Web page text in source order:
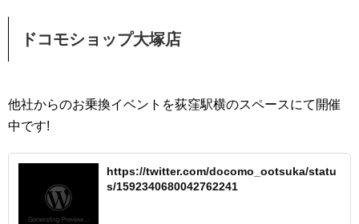
ドコモショップ大塚店
他社からのお乗換イベントを荻窪駅横のスペースにて開催
中です!
https://twitter.com/docomo_ootsuka/statu
s/1592340680042762241